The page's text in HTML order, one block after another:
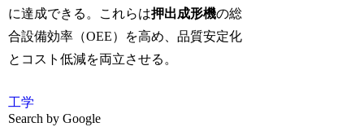
に達成できる。これらは押出成形機の総
合設備効率（OEE）を高め、品質安定化
とコスト低減を両立させる。
工学
Search by Google